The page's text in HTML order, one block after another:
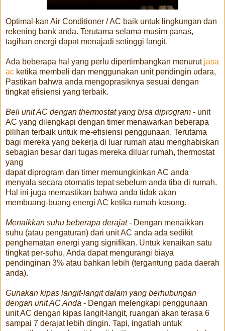
Optimal-kan Air Conditioner / AC baik untuk lingkungan dan
rekening bank anda. Terutama selama musim panas,
tagihan energi dapat menajadi setinggi langit.
Ada beberapa hal yang perlu dipertimbangkan menurut jasa
ac ketika membeli dan menggunakan unit pendingin udara,
Pastikan bahwa anda mengoprasiknya sesuai dengan
tingkat efisiensi yang terbaik.
Beli unit AC dengan thermostatyang bisa diprogram - unit
AC yang dilengkapi dengan timer menawarkan beberapa
pilihan terbaik untuk me-efisiensi penggunaan. Terutama
bagi mereka yang bekerja di luar rumah atau menghabiskan
sebagian besar dari tugas mereka diluar rumah, thermostat
yang
dapat diprogram dan timer memungkinkan AC anda
menyala secara otomatis tepat sebelum anda tiba di rumah.
Hal ini juga memastikan bahwa anda tidak akan
membuang-buang energi AC ketika rumah kosong.
Menaikkan suhu beberapa derajat- Dengan menaikkan
suhu (atau pengaturan) dari unit AC anda ada sedikit
penghematan energi yang signifikan. Untuk kenaikan satu
tingkat per-suhu, Anda dapat mengurangi biaya
pendinginan 3% atau bahkan lebih (tergantung pada daerah
anda).
Gunakan kipas langit-langit dalam yang berhubungan
dengan unit AC Anda - Dengan melengkapi penggunaan
unit AC dengan kipas langit-langit, ruangan akan terasa 6
sampai 7 derajat lebih dingin. Tapi, ingatlah untuk